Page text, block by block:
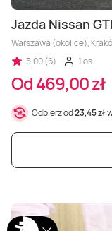
Jazda Nissan
Warszawa (okolice),
5,00 (6)
1 os.
Od 469,00 zł
Odbierz od23,45 zł